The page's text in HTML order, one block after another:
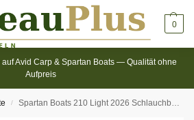
0
Avid Carp & Spartan Boats — Qualität ohne
Aufpreis
/ Spartan Boats 210 Light 2026 Schlauchboot – PVC 500 dtex – 180 kg Tragfähigkeit – 19 kg